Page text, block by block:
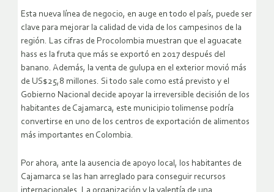
Esta nueva línea de negocio, en auge en todo el país, puede ser
clave para mejorar la calidad de vida de los campesinos de la
región. Las cifras de Procolombia muestran que el aguacate
hass es la fruta que más se exportó en 2017 después del
banano. Además, la venta de gulupa en el exterior movió más
de US$25,8 millones. Si todo sale como está previsto y el
Gobierno Nacional decide apoyar la irreversible decisión de los
habitantes de Cajamarca, este municipio tolimense podría
convertirse en uno de los centros de exportación de alimentos
más importantes en Colombia.
Por ahora, ante la ausencia de apoyo local, los habitantes de
Cajamarca se las han arreglado para conseguir recursos